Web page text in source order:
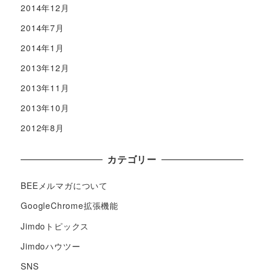
2014年12月
2014年7月
2014年1月
2013年12月
2013年11月
2013年10月
2012年8月
カテゴリー
BEEメルマガについて
GoogleChrome拡張機能
Jimdoトピックス
Jimdoハウツー
SNS